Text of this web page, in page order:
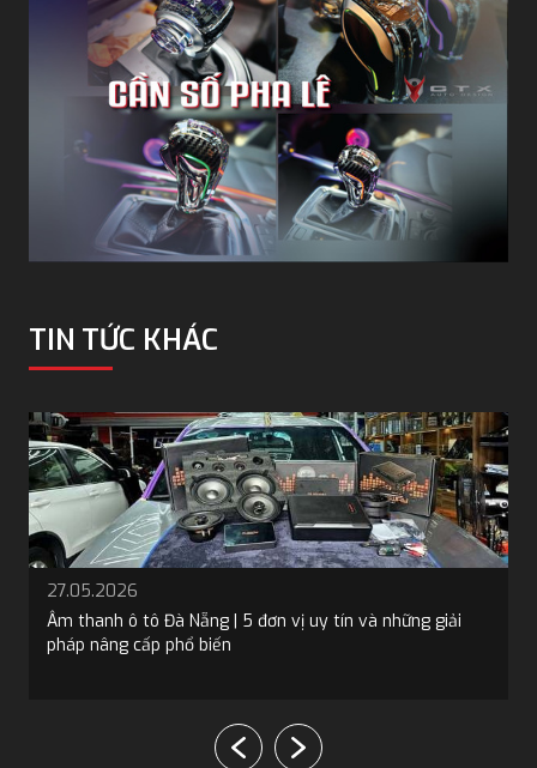
TIN TỨC KHÁC
19.05.2026
Bọc trần ô tô tại Đà Nẵng: 5 địa chỉ và 4 loại vật liệu phổ
biến